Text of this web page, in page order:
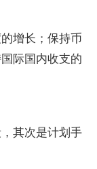
增长；保持币
际国内收支的
其次是计划手